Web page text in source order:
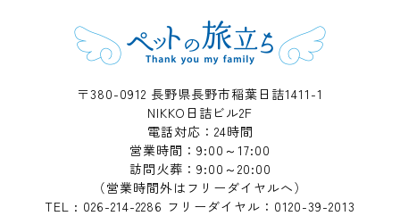
〒380-0912 長野県長野市稲葉日詰1411-1
NIKKO日詰ビル2F
電話対応：24時間
営業時間：9:00～17:00
訪問火葬：9:00～20:00
（営業時間外はフリーダイヤルへ）
TEL : 026-214-2286 フリーダイヤル：0120-39-2013